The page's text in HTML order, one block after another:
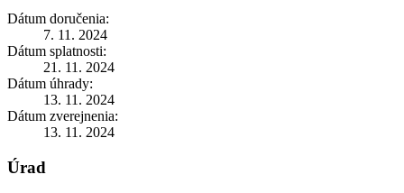
Dátum doručenia:
7. 11. 2024
Dátum splatnosti:
21. 11. 2024
Dátum úhrady:
13. 11. 2024
Dátum zverejnenia:
13. 11. 2024
Úrad